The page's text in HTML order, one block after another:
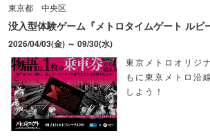
東京都 中央区
没入型体験ゲーム『メトロタイムゲート ルビ
2026/04/03(金) ～ 09/30(水)
東京メトロオリジ
もに東京メトロ沿
しよう！